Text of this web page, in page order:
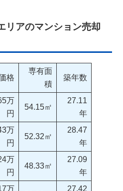
リアのマンション売却
格
専有面
積
築年数
万
円
54.15㎡
27.11
年
万
円
52.32㎡
28.47
年
万
円
48.33㎡
27.09
年
万
27.42